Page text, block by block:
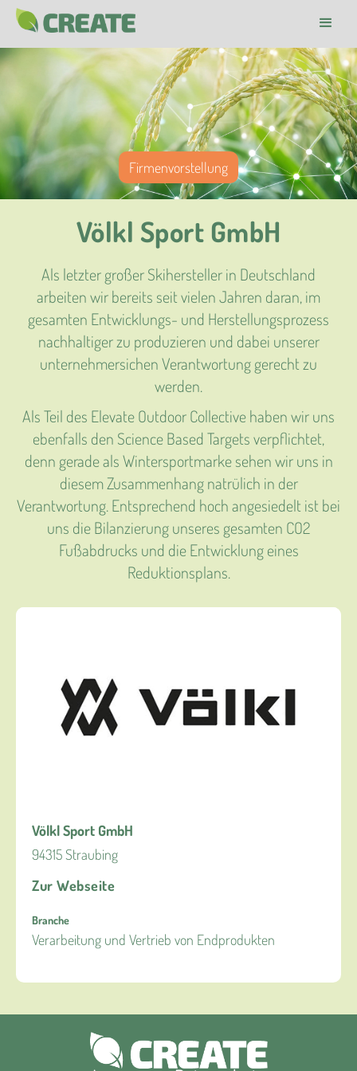
Firmenvorstellung
Völkl Sport GmbH
Als letzter großer Skihersteller in Deutschland
arbeiten wir bereits seit vielen Jahren daran, im
gesamten Entwicklungs- und Herstellungsprozess
nachhaltiger zu produzieren und dabei unserer
unternehmersichen Verantwortung gerecht zu
werden.
Als Teil des Elevate Outdoor Collective haben wir uns
ebenfalls den Science Based Targets verpflichtet,
denn gerade als Wintersportmarke sehen wir uns in
diesem Zusammenhang natrülich in der
Verantwortung. Entsprechend hoch angesiedelt ist bei
uns die Bilanzierung unseres gesamten CO2
Fußabdrucks und die Entwicklung eines
Reduktionsplans.
Völkl Sport GmbH
94315 Straubing
Zur Webseite
Branche
Verarbeitung und Vertrieb von Endprodukten